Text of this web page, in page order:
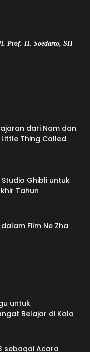
Prof. H. Soedarto, SH
dari Nam dan
Thing Called
Studio Ghibli untuk
Tahun
Film Ne Zha
untuk
Belajar di Kala
sebagai Acara